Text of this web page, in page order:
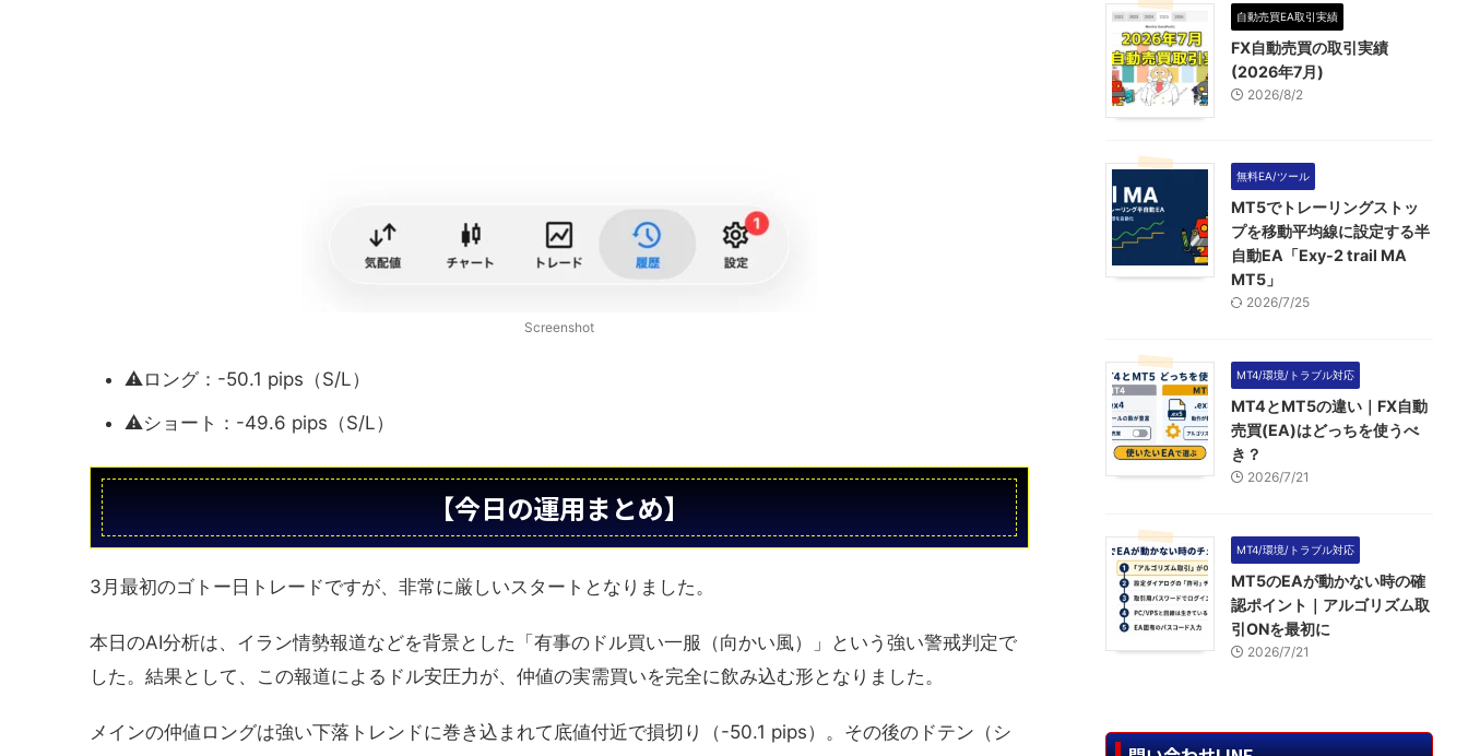
Screenshot
⚠️ロング：-50.1 pips（S/L）
⚠️ショート：-49.6 pips（S/L）
【今日の運用まとめ】
3月最初のゴトー日トレードですが、非常に厳しいスタートとなりました。
本日のAI分析は、イラン情勢報道などを背景とした「有事のドル買い一服（向かい風）」という強い警戒判定で
した。結果として、この報道によるドル安圧力が、仲値の実需買いを完全に飲み込む形となりました。
メインの仲値ロングは強い下落トレンドに巻き込まれて底値付近で損切り（-50.1 pips）。その後のドテン（シ
自動売買EA取引実績
FX自動売買の取引実績
(2026年7月)
2026/8/2
無料EA/ツール
MT5でトレーリングストッ
プを移動平均線に設定する半
自動EA「Exy-2 trail MA
MT5」
2026/7/25
MT4/環境/トラブル対応
MT4とMT5の違い｜FX自動
売買(EA)はどっちを使うべ
き？
2026/7/21
MT4/環境/トラブル対応
MT5のEAが動かない時の確
認ポイント｜アルゴリズム取
引ONを最初に
2026/7/21